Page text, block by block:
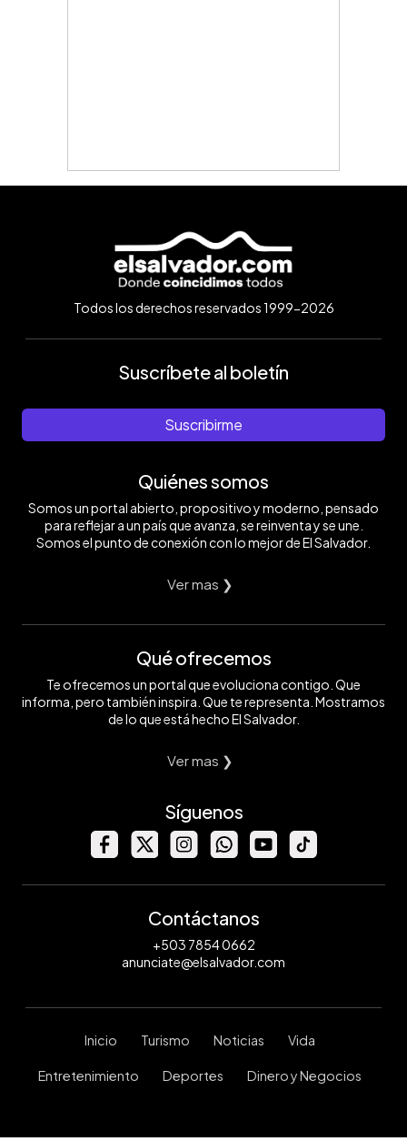
Todos los derechos reservados 1999-2026
Suscríbete al boletín
Suscribirme
Quiénes somos
Somos un portal abierto, propositivo y moderno, pensado
para reflejar a un país que avanza, se reinventa y se une.
Somos el punto de conexión con lo mejor de El Salvador.
Ver mas ❯
Qué ofrecemos
Te ofrecemos un portal que evoluciona contigo. Que
informa, pero también inspira. Que te representa. Mostramos
de lo que está hecho El Salvador.
Ver mas ❯
Síguenos
Contáctanos
+503 7854 0662
anunciate@elsalvador.com
Inicio Turismo Noticias Vida
Entretenimiento Deportes Dinero y Negocios